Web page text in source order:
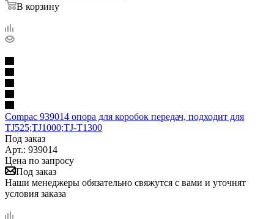
В корзину
Compac 939014 опора для коробок передач, подходит для
TJ525;TJ1000;TJ-T1300
Под заказ
Арт.: 939014
Цена по запросу
Под заказ
Наши менеджеры обязательно свяжутся с вами и уточнят
условия заказа